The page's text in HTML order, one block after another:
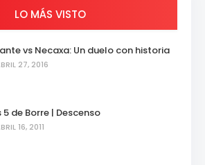
LO MÁS VISTO
vs Necaxa: Un duelo con historia
27, 2016
5 de Borre | Descenso
16, 2011